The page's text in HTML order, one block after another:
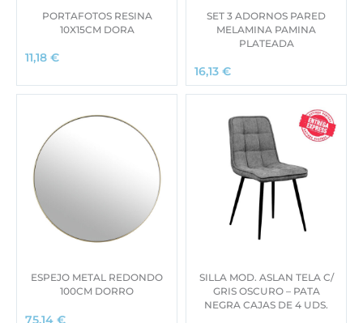
PORTAFOTOS RESINA
10X15CM DORA
11,18 €
SET 3 ADORNOS PARED
MELAMINA PAMINA
PLATEADA
16,13 €
ESPEJO METAL REDONDO
100CM DORRO
75,14 €
SILLA MOD. ASLAN TELA C/
GRIS OSCURO – PATA
NEGRA CAJAS DE 4 UDS.